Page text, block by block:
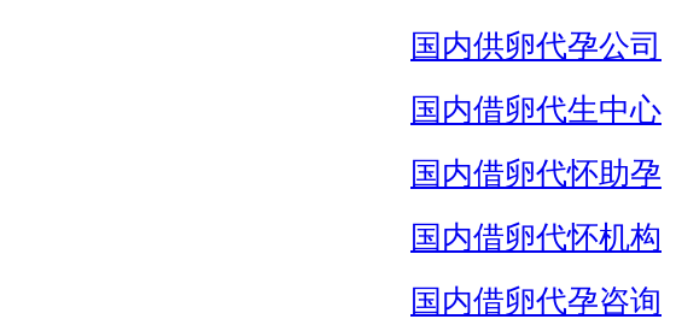
国内供卵代孕公司
国内借卵代生中心
国内借卵代怀助孕
国内借卵代怀机构
国内借卵代孕咨询